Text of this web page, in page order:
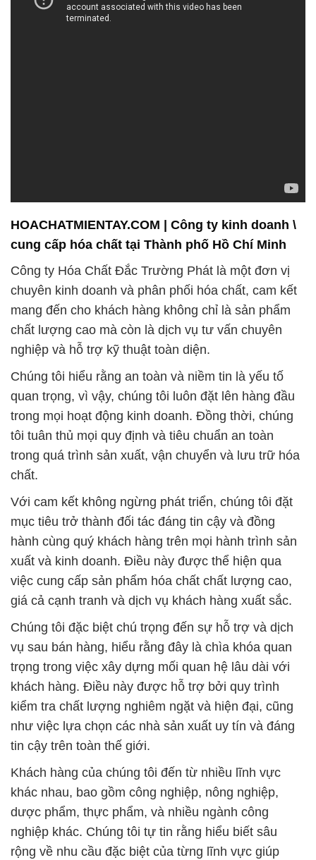
HOACHATMIENTAY.COM | Công ty kinh doanh \
cung cấp hóa chất tại Thành phố Hồ Chí Minh
Công ty Hóa Chất Đắc Trường Phát là một đơn vị
chuyên kinh doanh và phân phối hóa chất, cam kết
mang đến cho khách hàng không chỉ là sản phẩm
chất lượng cao mà còn là dịch vụ tư vấn chuyên
nghiệp và hỗ trợ kỹ thuật toàn diện.
Chúng tôi hiểu rằng an toàn và niềm tin là yếu tố
quan trọng, vì vậy, chúng tôi luôn đặt lên hàng đầu
trong mọi hoạt động kinh doanh. Đồng thời, chúng
tôi tuân thủ mọi quy định và tiêu chuẩn an toàn
trong quá trình sản xuất, vận chuyển và lưu trữ hóa
chất.
Với cam kết không ngừng phát triển, chúng tôi đặt
mục tiêu trở thành đối tác đáng tin cậy và đồng
hành cùng quý khách hàng trên mọi hành trình sản
xuất và kinh doanh. Điều này được thể hiện qua
việc cung cấp sản phẩm hóa chất chất lượng cao,
giá cả cạnh tranh và dịch vụ khách hàng xuất sắc.
Chúng tôi đặc biệt chú trọng đến sự hỗ trợ và dịch
vụ sau bán hàng, hiểu rằng đây là chìa khóa quan
trọng trong việc xây dựng mối quan hệ lâu dài với
khách hàng. Điều này được hỗ trợ bởi quy trình
kiểm tra chất lượng nghiêm ngặt và hiện đại, cũng
như việc lựa chọn các nhà sản xuất uy tín và đáng
tin cậy trên toàn thế giới.
Khách hàng của chúng tôi đến từ nhiều lĩnh vực
khác nhau, bao gồm công nghiệp, nông nghiệp,
dược phẩm, thực phẩm, và nhiều ngành công
nghiệp khác. Chúng tôi tự tin rằng hiểu biết sâu
rộng về nhu cầu đặc biệt của từng lĩnh vực giúp